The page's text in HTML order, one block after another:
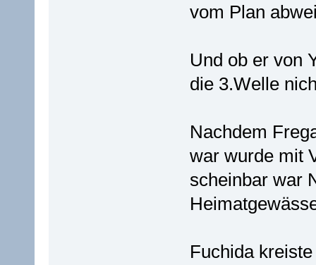
vom Plan
Und ob er von
die 3.Welle
Nachdem
war wurde mit
scheinbar war
Fuchida